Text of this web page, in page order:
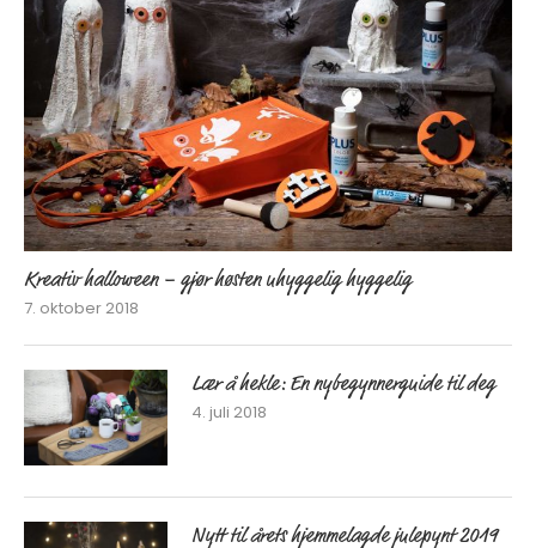
Kreativ halloween – gjør høsten uhyggelig hyggelig
7. oktober 2018
Lær å hekle: En nybegynnerguide til deg
4. juli 2018
Nytt til årets hjemmelagde julepynt 2019